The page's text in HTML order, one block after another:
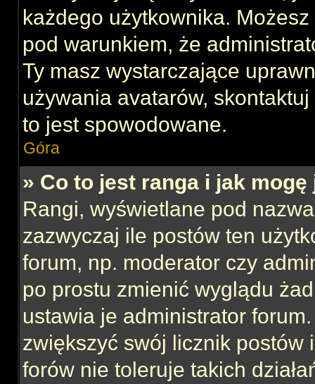
każdego użytkownika.
pod warunkiem, że
Ty masz wystarczające
używania avatarów,
to jest spowodowane.
Góra
» Co to jest ranga i jak mogę
Rangi, wyświetlane pod
zazwyczaj ile postów ten
forum, np. moderator czy
po prostu zmienić wyglądu
ustawia je administrator
zwiększyć swój licznik postów
forów nie toleruje takich